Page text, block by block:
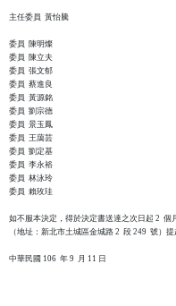
主任委員  黃怡騰
委員  陳明燦
委員  陳立夫
委員  張文郁
委員  蔡進良
委員  黃源銘
委員  劉宗德
委員  景玉鳳
委員  王藹芸
委員  劉定基
委員  李永裕
委員  林泳玲
委員  賴玫珪
如不服本決定，得於決定書送達之次日起 2
（地址：新北市土城區金城路 2  段 249  號）提